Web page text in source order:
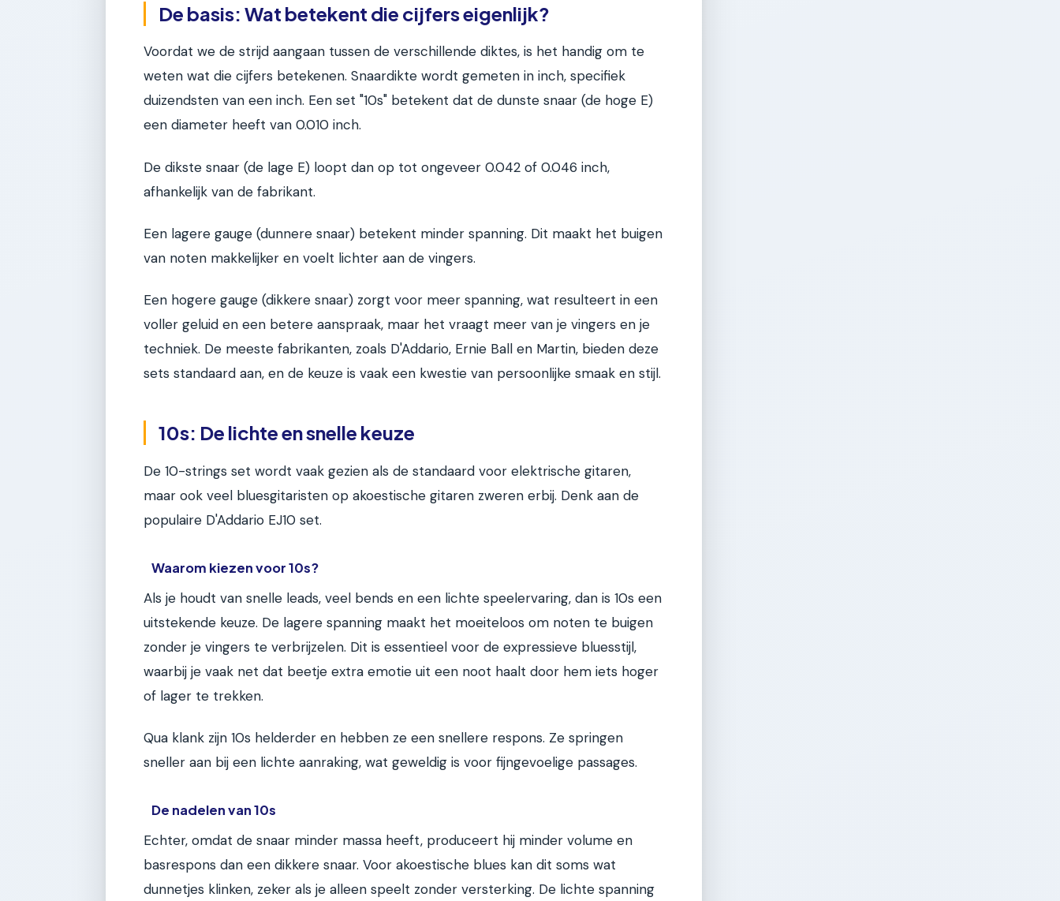
De basis: Wat betekent die cijfers eigenlijk?
Voordat we de strijd aangaan tussen de verschillende diktes, is het handig om te
weten wat die cijfers betekenen. Snaardikte wordt gemeten in inch, specifiek
duizendsten van een inch. Een set "10s" betekent dat de dunste snaar (de hoge E)
een diameter heeft van 0.010 inch.
De dikste snaar (de lage E) loopt dan op tot ongeveer 0.042 of 0.046 inch,
afhankelijk van de fabrikant.
Een lagere gauge (dunnere snaar) betekent minder spanning. Dit maakt het buigen
van noten makkelijker en voelt lichter aan de vingers.
Een hogere gauge (dikkere snaar) zorgt voor meer spanning, wat resulteert in een
voller geluid en een betere aanspraak, maar het vraagt meer van je vingers en je
techniek. De meeste fabrikanten, zoals D'Addario, Ernie Ball en Martin, bieden deze
sets standaard aan, en de keuze is vaak een kwestie van persoonlijke smaak en stijl.
10s: De lichte en snelle keuze
De 10-strings set wordt vaak gezien als de standaard voor elektrische gitaren,
maar ook veel bluesgitaristen op akoestische gitaren zweren erbij. Denk aan de
populaire D'Addario EJ10 set.
Waarom kiezen voor 10s?
Als je houdt van snelle leads, veel bends en een lichte speelervaring, dan is 10s een
uitstekende keuze. De lagere spanning maakt het moeiteloos om noten te buigen
zonder je vingers te verbrijzelen. Dit is essentieel voor de expressieve bluesstijl,
waarbij je vaak net dat beetje extra emotie uit een noot haalt door hem iets hoger
of lager te trekken.
Qua klank zijn 10s helderder en hebben ze een snellere respons. Ze springen
sneller aan bij een lichte aanraking, wat geweldig is voor fijngevoelige passages.
De nadelen van 10s
Echter, omdat de snaar minder massa heeft, produceert hij minder volume en
basrespons dan een dikkere snaar. Voor akoestische blues kan dit soms wat
dunnetjes klinken, zeker als je alleen speelt zonder versterking. De lichte spanning